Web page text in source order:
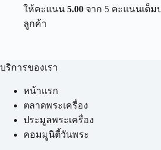
ให้คะแนน 5.00 จาก 5 คะแนนเต็ม
ลูกค้า
บริการของเรา
หน้าแรก
ตลาดพระเครื่อง
ประมูลพระเครื่อง
คอมมูนิตี้วันพระ